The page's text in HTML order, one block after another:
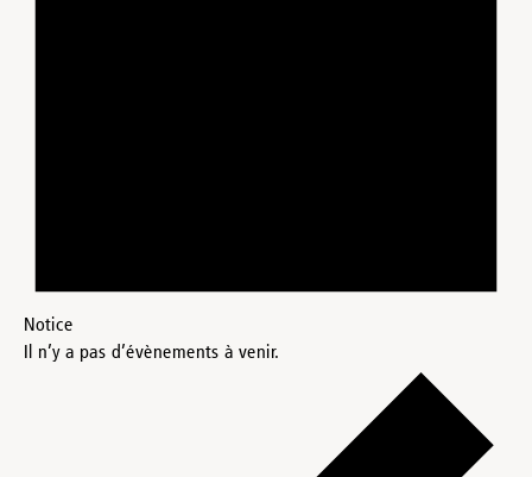
Notice
Il n’y a pas d’évènements à venir.